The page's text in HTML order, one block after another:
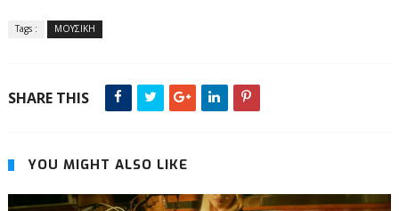
Tags : ΜΟΥΣΙΚΗ
SHARE THIS
YOU MIGHT ALSO LIKE